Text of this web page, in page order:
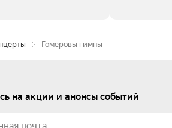
Гомеровы гимны
на акции и анонсы событий